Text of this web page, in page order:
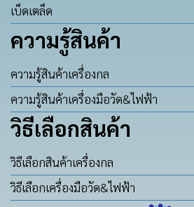
เบ็ดเตล็ด
ความรู้สินค้า
ความรู้สินค้าเครื่องกล
ความรู้สินค้าเครื่องมือวัด&ไฟฟ้า
วิธีเลือกสินค้า
วิธีเลือกสินค้าเครื่องกล
วิธีเลือกเครื่องมือวัด&ไฟฟ้า